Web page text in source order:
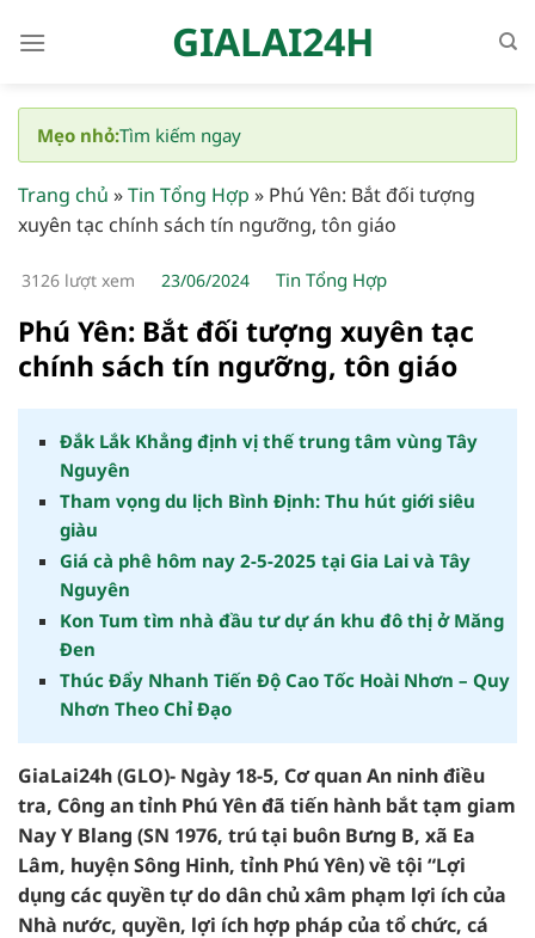
qua
dung
GIALAI24H
Mẹo nhỏ:Tìm kiếm ngay
Trang chủ »Tin Tổng Hợp » Phú Yên: Bắt đối tượng
xuyên tạc chính sách tín ngưỡng, tôn giáo
3126 lượt xem 23/06/2024 Tin Tổng Hợp
Phú Yên: Bắt đối tượng xuyên tạc
chính sách tín ngưỡng, tôn giáo
Đắk Lắk Khẳng định vị thế trung tâm vùng Tây
Nguyên
Tham vọng du lịch Bình Định: Thu hút giới siêu
giàu
Giá cà phê hôm nay 2-5-2025 tại Gia Lai và Tây
Nguyên
Kon Tum tìm nhà đầu tư dự án khu đô thị ở Măng
Đen
Thúc Đẩy Nhanh Tiến Độ Cao Tốc Hoài Nhơn – Quy
Nhơn Theo Chỉ Đạo
GiaLai24h (GLO)- Ngày 18-5, Cơ quan An ninh điều
tra, Công an tỉnh Phú Yên đã tiến hành bắt tạm giam
Nay Y Blang (SN 1976, trú tại buôn Bưng B, xã Ea
Lâm, huyện Sông Hinh, tỉnh Phú Yên) về tội “Lợi
dụng các quyền tự do dân chủ xâm phạm lợi ích của
Nhà nước, quyền, lợi ích hợp pháp của tổ chức, cá